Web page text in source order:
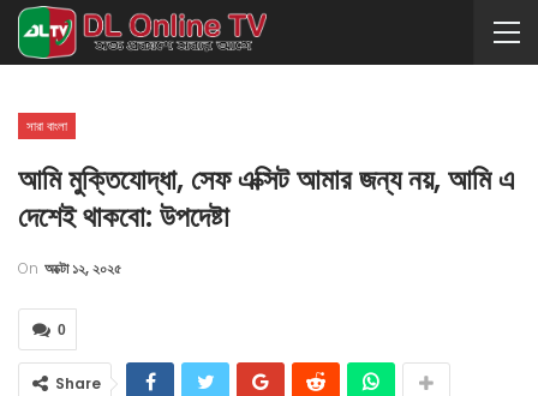
সারা বাংলা
আমি মুক্তিযোদ্ধা, সেফ এক্সিট আমার জন্য নয়, আমি এ
দেশেই থাকবো: উপদেষ্টা
On অক্টো ১২, ২০২৫
0
Share